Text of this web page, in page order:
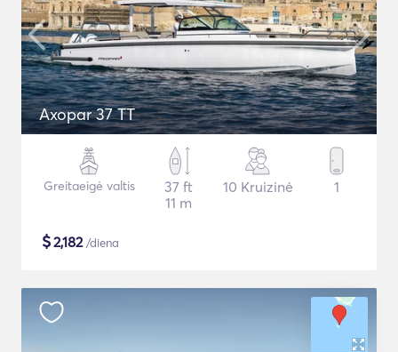
Axopar 37 TT
Greitaeigė valtis
37 ft
11 m
10 Kruizinė 1
$2,182/diena